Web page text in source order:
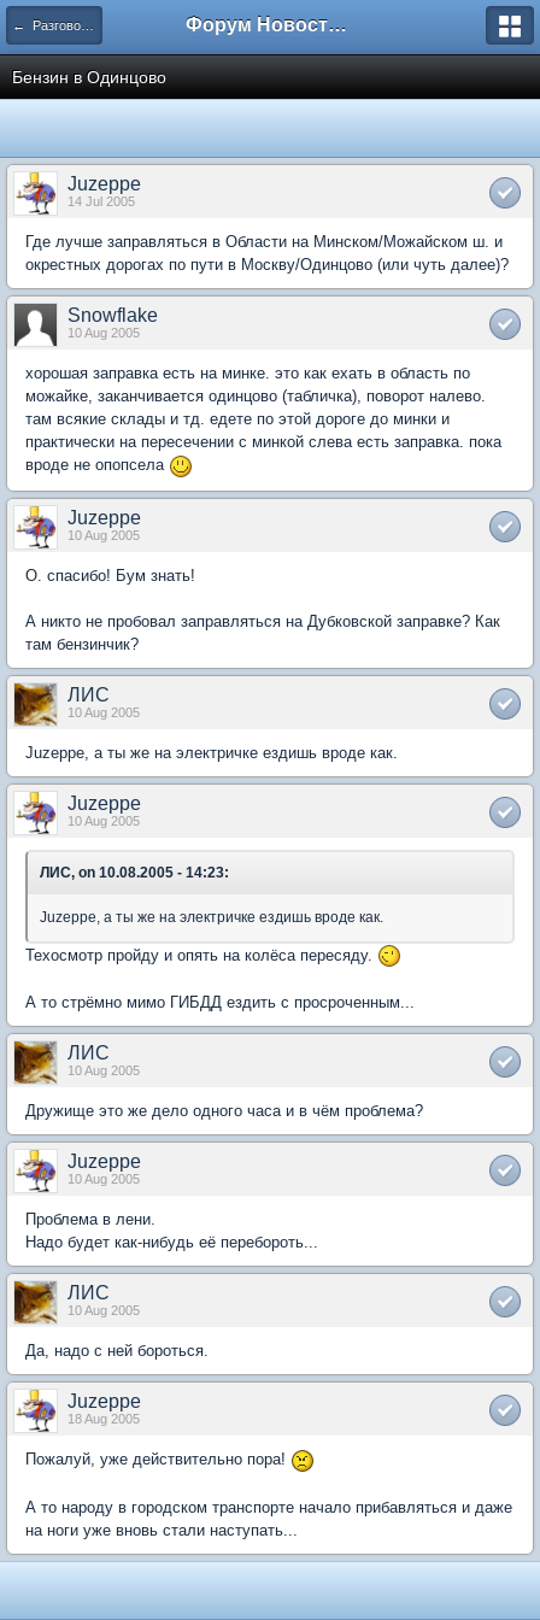
← Разговоры обо всем Форум Новостройки
Бензин в Одинцово
Juzeppe
14 Jul 2005
Где лучше заправляться в Области на Минском/Можайском ш. и
окрестных дорогах по пути в Москву/Одинцово (или чуть далее)?
Snowflake
10 Aug 2005
хорошая заправка есть на минке. это как ехать в область по
можайке, заканчивается одинцово (табличка), поворот налево.
там всякие склады и тд. едете по этой дороге до минки и
практически на пересечении с минкой слева есть заправка. пока
вроде не опопсела
Juzeppe
10 Aug 2005
О. спасибо! Бум знать!
А никто не пробовал заправляться на Дубковской заправке? Как
там бензинчик?
ЛИС
10 Aug 2005
Juzeppe, а ты же на электричке ездишь вроде как.
Juzeppe
10 Aug 2005
ЛИС, on 10.08.2005 - 14:23:
Juzeppe, а ты же на электричке ездишь вроде как.
Техосмотр пройду и опять на колёса пересяду.
А то стрёмно мимо ГИБДД ездить с просроченным...
ЛИС
10 Aug 2005
Дружище это же дело одного часа и в чём проблема?
Juzeppe
10 Aug 2005
Проблема в лени.
Надо будет как-нибудь её перебороть...
ЛИС
10 Aug 2005
Да, надо с ней бороться.
Juzeppe
18 Aug 2005
Пожалуй, уже действительно пора!
А то народу в городском транспорте начало прибавляться и даже
на ноги уже вновь стали наступать...